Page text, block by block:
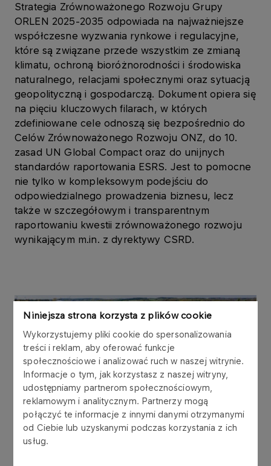
Niniejsza strona korzysta z plików cookie
Wykorzystujemy pliki cookie do spersonalizowania
treści i reklam, aby oferować funkcje
społecznościowe i analizować ruch w naszej witrynie.
Informacje o tym, jak korzystasz z naszej witryny,
udostępniamy partnerom społecznościowym,
reklamowym i analitycznym. Partnerzy mogą
połączyć te informacje z innymi danymi otrzymanymi
od Ciebie lub uzyskanymi podczas korzystania z ich
usług.
Strategia Zrównoważonego Rozwoju Grupy
ORLEN 2025-2035 odpowiada na najważniejsze
współczesne wyzwania rynkowe i regulacyjne,
które są związane przede wszystkim ze zmianą
klimatu, ochroną bioróżnorodności i środowiska
naturalnego, relacjami społecznymi oraz sytuacją
geopolityczną i gospodarczą. Dokument opiera się
na pięciu kluczowych filarach, w których
zdefiniowane cele odnoszą się bezpośrednio do
Celów Zrównoważonego Rozwoju ONZ, do 10.
zasad UN Global Compact oraz do unijnych
standardów raportowania ESRS. Jest to pomocne
nie tylko w kompleksowym podejściu do
odpowiedzialnego prowadzenia biznesu, lecz
także w szczegółowym i transparentnym
raportowaniu kwestii zrównoważonego rozwoju
wynikającym m.in. z dyrektywy CSRD.
Klimat
Zarządzanie kwestiami klimatu jest kluczowym